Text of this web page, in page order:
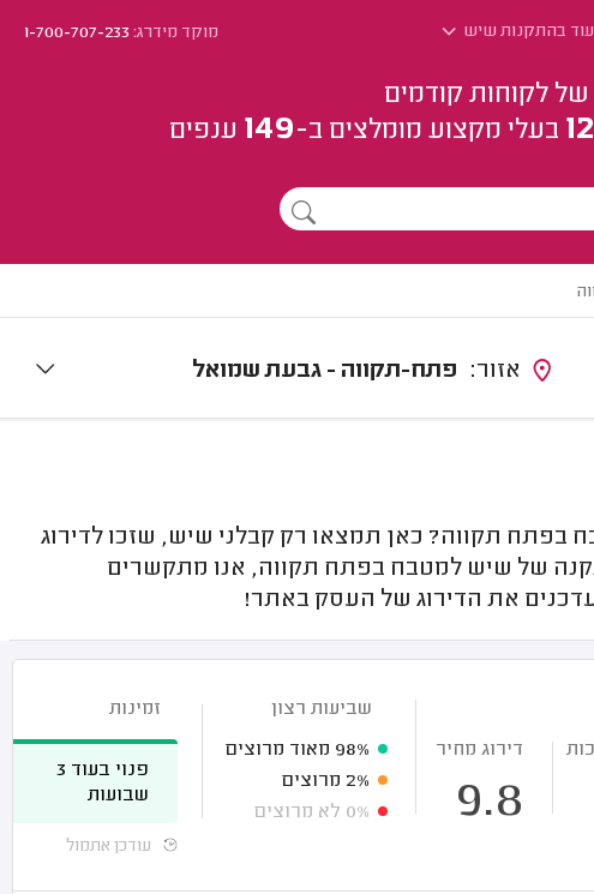
עוד בהתקנות שיש מוקד מידרג:1-700-707-233
לקוחות קודמים
בעלי מקצוע מומלצים ב-149 ענפים
פתח-תקווה - גבעת שמואל
תקווה? כאן תמצאו רק קבלני שיש, שזכו לדירוג
של שיש למטבח בפתח תקווה, אנו מתקשרים
את הדירוג של העסק באתר!
דירוג מחיר
9.8
שביעות רצון
98% מאוד מרוצים
2% מרוצים
0% לא מרוצים
זמינות
פנוי בעוד 3
שבועות
עודכן אתמול